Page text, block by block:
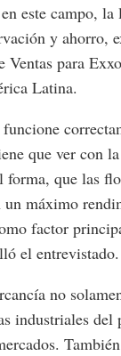
este campo,
y ahorro,
Ventas para
Latina.
que ver con
que las
máximo
factor
el entrevistado.
no
industriales del